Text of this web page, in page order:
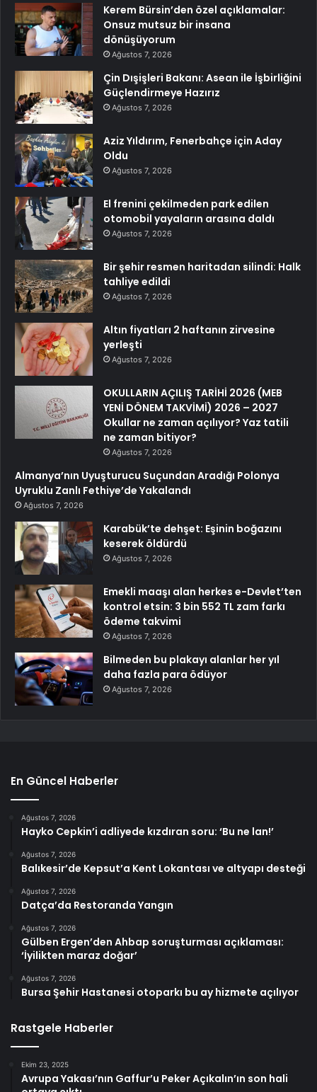
Kerem Bürsin’den özel açıklamalar:
Onsuz mutsuz bir insana
dönüşüyorum
Ağustos 7, 2026
Çin Dışişleri Bakanı: Asean ile İşbirliğini
Güçlendirmeye Hazırız
Ağustos 7, 2026
Aziz Yıldırım, Fenerbahçe için Aday
Oldu
Ağustos 7, 2026
El frenini çekilmeden park edilen
otomobil yayaların arasına daldı
Ağustos 7, 2026
Bir şehir resmen haritadan silindi: Halk
tahliye edildi
Ağustos 7, 2026
Altın fiyatları 2 haftanın zirvesine
yerleşti
Ağustos 7, 2026
OKULLARIN AÇILIŞ TARİHİ 2026 (MEB
YENİ DÖNEM TAKVİMİ) 2026 – 2027
Okullar ne zaman açılıyor? Yaz tatili
ne zaman bitiyor?
Ağustos 7, 2026
Almanya’nın Uyuşturucu Suçundan Aradığı Polonya
Uyruklu Zanlı Fethiye’de Yakalandı
Ağustos 7, 2026
Karabük’te dehşet: Eşinin boğazını
keserek öldürdü
Ağustos 7, 2026
Emekli maaşı alan herkes e-Devlet’ten
kontrol etsin: 3 bin 552 TL zam farkı
ödeme takvimi
Ağustos 7, 2026
Bilmeden bu plakayı alanlar her yıl
daha fazla para ödüyor
Ağustos 7, 2026
En Güncel Haberler
Ağustos 7, 2026
Hayko Cepkin’i adliyede kızdıran soru: ‘Bu ne lan!’
Ağustos 7, 2026
Balıkesir’de Kepsut’a Kent Lokantası ve altyapı desteği
Ağustos 7, 2026
Datça’da Restoranda Yangın
Ağustos 7, 2026
Gülben Ergen’den Ahbap soruşturması açıklaması:
‘İyilikten maraz doğar’
Ağustos 7, 2026
Bursa Şehir Hastanesi otoparkı bu ay hizmete açılıyor
Rastgele Haberler
Ekim 23, 2025
Avrupa Yakası’nın Gaffur’u Peker Açıkalın’ın son hali